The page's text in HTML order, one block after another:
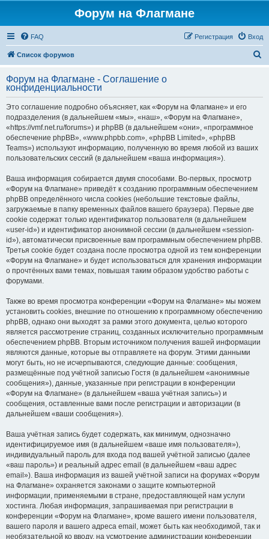
Форум на Флагмане
FAQ Вход
Регистрация
Список форумов
с
Форум на Флагмане - Соглашение о
конфиденциальности
Это соглашение подробно объясняет, как «Форум на Флагмане» и его
подразделения (в дальнейшем «мы», «наш», «Форум на Флагмане»,
«https://vmf.net.ru/forums») и phpBB (в дальнейшем «они», «программное
обеспечение phpBB», «www.phpbb.com», «phpBB Limited», «phpBB
Teams») используют информацию, полученную во время любой из ваших
пользовательских сессий (в дальнейшем «ваша информация»).
Ваша информация собирается двумя способами. Во-первых, просмотр
«Форум на Флагмане» приведёт к созданию программным обеспечением
phpBB определённого числа cookies (небольшие текстовые файлы,
загружаемые в папку временных файлов вашего браузера). Первые две
cookie содержат только идентификатор пользователя (в дальнейшем
«user-id») и идентификатор анонимной сессии (в дальнейшем «session-
id»), автоматически присвоенные вам программным обеспечением phpBB.
Третья cookie будет создана после просмотра одной из тем конференции
«Форум на Флагмане» и будет использоваться для хранения информации
о прочтённых вами темах, повышая таким образом удобство работы с
форумами.
Также во время просмотра конференции «Форум на Флагмане» мы можем
установить cookies, внешние по отношению к программному обеспечению
phpBB, однако они выходят за рамки этого документа, целью которого
является рассмотрение страниц, созданных исключительно программным
обеспечением phpBB. Вторым источником получения вашей информации
являются данные, которые вы отправляете на форум. Этими данными
могут быть, но не исчерпываются, следующие данные: сообщения,
размещённые под учётной записью Гостя (в дальнейшем «анонимные
сообщения»), данные, указанные при регистрации в конференции
«Форум на Флагмане» (в дальнейшем «ваша учётная запись») и
сообщения, оставленные вами после регистрации и авторизации (в
дальнейшем «ваши сообщения»).
Ваша учётная запись будет содержать, как минимум, однозначно
идентифицируемое имя (в дальнейшем «ваше имя пользователя»),
индивидуальный пароль для входа под вашей учётной записью (далее
«ваш пароль») и реальный адрес email (в дальнейшем «ваш адрес
email»). Ваша информация из вашей учётной записи на форумах «Форум
на Флагмане» охраняется законами о защите компьютерной
информации, применяемыми в стране, предоставляющей нам услуги
хостинга. Любая информация, запрашиваемая при регистрации в
конференции «Форум на Флагмане», кроме вашего имени пользователя,
вашего пароля и вашего адреса email, может быть как необходимой, так и
необязательной ко вводу, на усмотрение администрации конференции